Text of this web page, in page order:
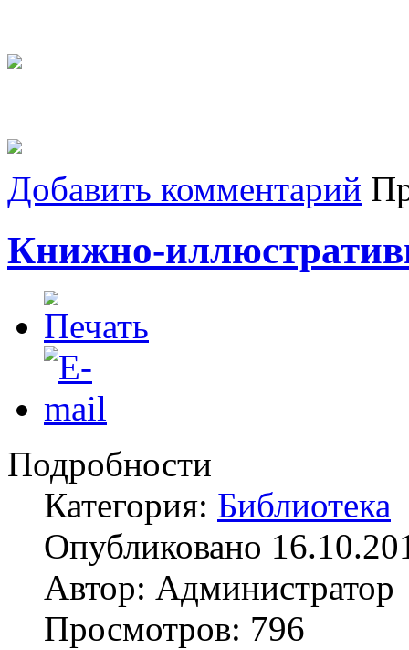
Добавить комментарий
Книжно-
Подробности
Категория: Библиотека
Опубликовано
Автор: Администратор
Просмотров: 796